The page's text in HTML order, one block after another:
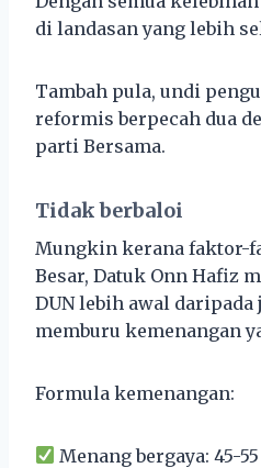
di landasan yang lebih
Tambah pula, undi
reformis berpecah dua
parti Bersama.
Tidak berbaloi
Mungkin kerana faktor-
Besar, Datuk Onn Hafiz
DUN lebih awal daripada
memburu kemenangan
Formula kemenangan:
Menang bergaya: 45-